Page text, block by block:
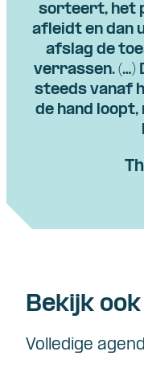
sorteert, het
afleidt en dan
afslag de
verrassen. (…)
steeds vanaf
de hand
Bekijk
Volledige